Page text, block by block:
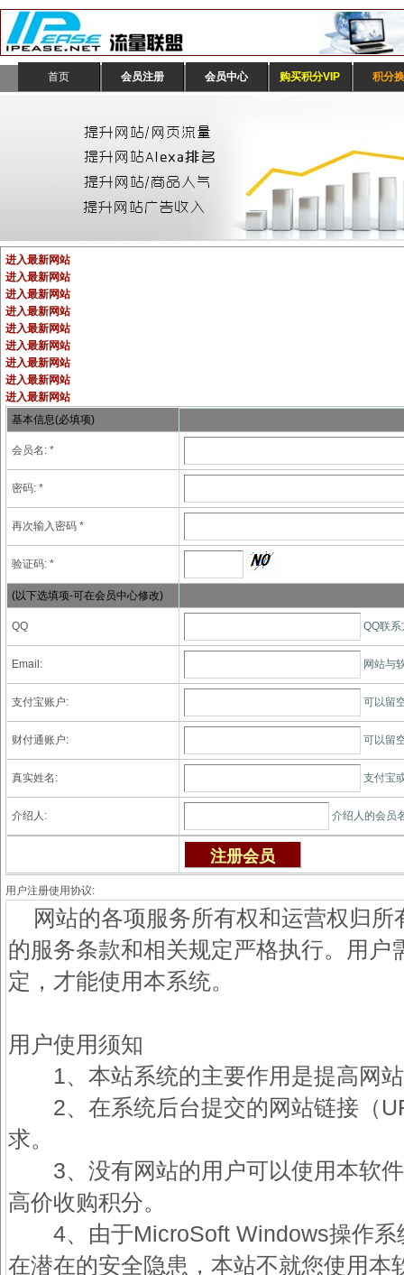
首页 会员注册 会员中心 购买积分VIP 积分
进入最新网站
进入最新网站
进入最新网站
进入最新网站
进入最新网站
进入最新网站
进入最新网站
进入最新网站
进入最新网站
基本信息(必填项)
会员名: *
密码: *
再次输入密码 *
验证码: *
(以下选填项-可在会员中心修改)
QQ QQ联
Email: 网站与
支付宝账户: 可以留
财付通账户: 可以留
真实姓名: 支付宝
介绍人: 介绍人的会员
用户注册使用协议: